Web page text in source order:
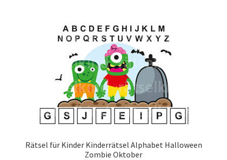
Rätsel für Kinder Kinderrätsel Alphabet Halloween
Zombie Oktober